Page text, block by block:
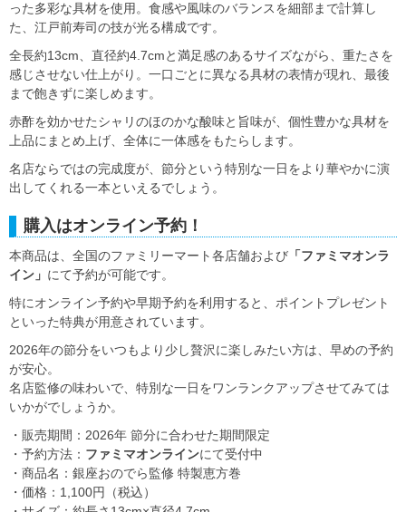
った多彩な具材を使用。食感や風味のバランスを細部まで計算し
た、江戸前寿司の技が光る構成です。
全長約13cm、直径約4.7cmと満足感のあるサイズながら、重たさを
感じさせない仕上がり。一口ごとに異なる具材の表情が現れ、最後
まで飽きずに楽しめます。
赤酢を効かせたシャリのほのかな酸味と旨味が、個性豊かな具材を
上品にまとめ上げ、全体に一体感をもたらします。
名店ならではの完成度が、節分という特別な一日をより華やかに演
出してくれる一本といえるでしょう。
購入はオンライン予約！
本商品は、全国のファミリーマート各店舗および 「ファミマオンラ
イン」 にて予約が可能です。
特にオンライン予約や早期予約を利用すると、ポイントプレゼント
といった特典が用意されています。
2026年の節分をいつもより少し贅沢に楽しみたい方は、早めの予約
が安心。
名店監修の味わいで、特別な一日をワンランクアップさせてみては
いかがでしょうか。
・販売期間：2026年 節分に合わせた期間限定
・予約方法： ファミマオンラインにて受付中
・商品名：銀座おのでら監修 特製恵方巻
・価格：1,100円（税込）